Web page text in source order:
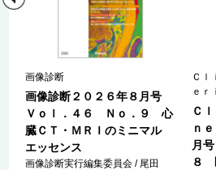
画像診断
画像診断２０２６年８月号
Ｖｏｌ．４６ Ｎｏ．９ 心
臓ＣＴ・ＭＲＩのミニマル
エッセンス
画像診断実行編集委員会 / 尾田
Ｃｌ
ｅｒ
Ｃ
ｎ
月
８